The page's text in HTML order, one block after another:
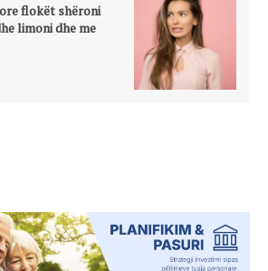
flokët shëroni
limoni dhe me